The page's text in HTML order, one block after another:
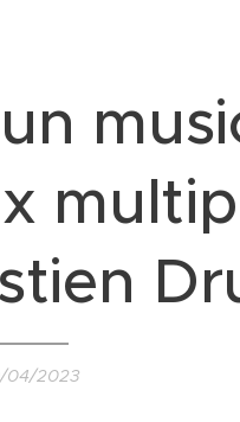
04/2023